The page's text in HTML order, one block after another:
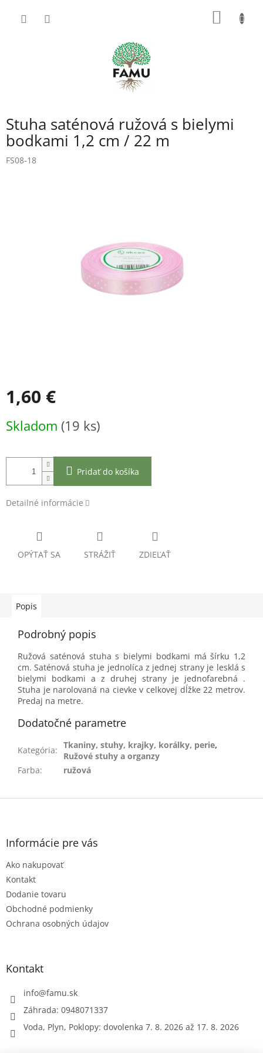
Stuha saténová ružová s bielymi
bodkami 1,2 cm / 22 m
FS08-18
1,60 €
cena:
Skladom (19 ks)
Pridať do košíka
Detailné informácie
OPÝTAŤ SA STRÁŽIŤ ZDIEĽAŤ
Popis
Podrobný popis
Ružová saténová stuha s bielymi bodkami má šírku 1,2
cm. Saténová stuha je jednolíca z jednej strany je lesklá s
bielymi bodkami a z druhej strany je jednofarebná .
Stuha je narolovaná na cievke v celkovej dĺžke 22 metrov.
Predaj na metre.
Dodatočné parametre
Kategória: Tkaniny, stuhy, krajky, korálky, perie,
Ružové stuhy a organzy
Farba: ružová
Z
Informácie pre vás
Ako nakupovať
Kontakt
Dodanie tovaru
Obchodné podmienky
Ochrana osobných údajov
Kontakt
info@famu.sk
Záhrada: 0948071337
Voda, Plyn, Poklopy: dovolenka 7. 8. 2026 až 17. 8. 2026